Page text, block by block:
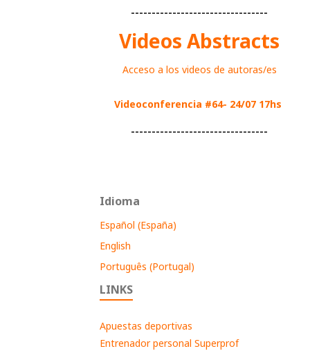
---------------------------------
Videos Abstracts
Acceso a los videos de autoras/es
Videoconferencia #64- 24/07 17hs
---------------------------------
Idioma
Español (España)
English
Português (Portugal)
LINKS
Apuestas deportivas
Entrenador personal Superprof